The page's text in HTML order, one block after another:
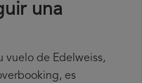
una
vuelo de Edelweiss,
es